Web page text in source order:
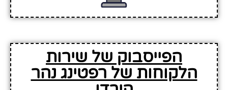
הפייסבוק של שירות
הלקוחות של רפטינג נהר